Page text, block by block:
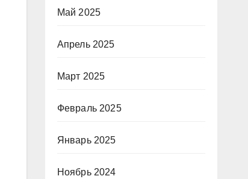
Май 2025
Апрель 2025
Март 2025
Февраль 2025
Январь 2025
Ноябрь 2024